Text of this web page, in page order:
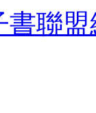
書聯